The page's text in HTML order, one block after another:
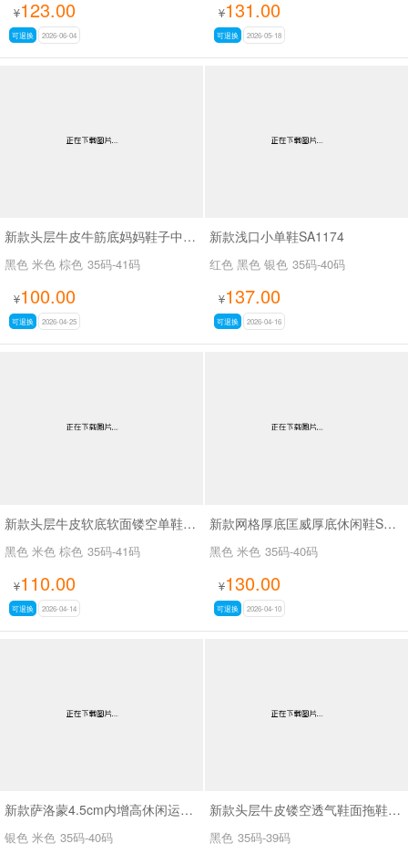
¥123.00
可退换 2026-06-04
¥131.00
可退换 2026-05-18
新款头层牛皮牛筋底妈妈鞋子中跟软底透气凉SA5113
黑色 米色 棕色 35码-41码
¥100.00
可退换 2026-04-25
新款浅口小单鞋SA1174
红色 黑色 银色 35码-40码
¥137.00
可退换 2026-04-16
新款头层牛皮软底软面镂空单鞋SA88659
黑色 米色 棕色 35码-41码
¥110.00
可退换 2026-04-14
新款网格厚底匡威厚底休闲鞋SA2727
黑色 米色 35码-40码
¥130.00
可退换 2026-04-10
新款萨洛蒙4.5cm内增高休闲运动鞋SA111
银色 米色 35码-40码
新款头层牛皮镂空透气鞋面拖鞋SA6638
黑色 35码-39码